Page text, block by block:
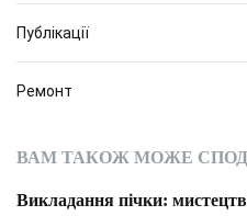
Публікації
Ремонт
ВАМ ТАКОЖ МОЖЕ
Викладання пічки: